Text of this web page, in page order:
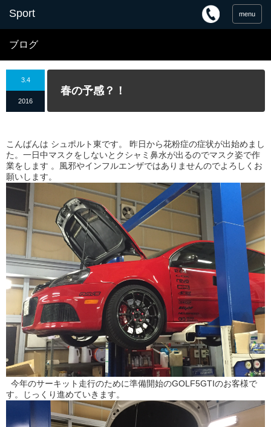
menu
ブログ
3.4
2016
春の予感？！
こんばんは シュポルト東です。 昨日から花粉症の症状が出始めまし
た。一日中マスクをしないとクシャミ鼻水が出るのでマスク姿で作
業をします 。風邪やインフルエンザではありませんのでよろしくお
願いします。
今年のサーキット走行のために準備開始のGOLF5GTIのお客様で
す。じっくり進めていきます。